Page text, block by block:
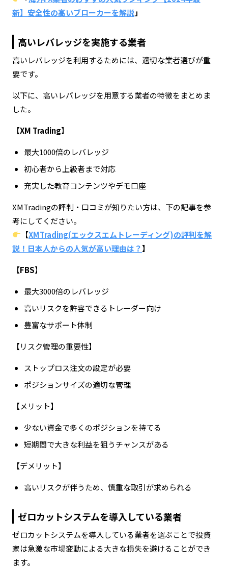
新】安全性の高いブローカーを解説」
高いレバレッジを実施する業者
高いレバレッジを利用するためには、適切な業者選びが重
要です。
以下に、高いレバレッジを用意する業者の特徴をまとめま
した。
【XM Trading】
最大1000倍のレバレッジ
初心者から上級者まで対応
充実した教育コンテンツやデモ口座
XMTradingの評判・口コミが知りたい方は、下の記事を参
考にしてください。
【XMTrading(エックスエムトレーディング)の評判を解
説！日本人からの人気が高い理由は？】
【FBS】
最大3000倍のレバレッジ
高いリスクを許容できるトレーダー向け
豊富なサポート体制
【リスク管理の重要性】
ストップロス注文の設定が必要
ポジションサイズの適切な管理
【メリット】
少ない資金で多くのポジションを持てる
短期間で大きな利益を狙うチャンスがある
【デメリット】
高いリスクが伴うため、慎重な取引が求められる
ゼロカットシステムを導入している業者
ゼロカットシステムを導入している業者を選ぶことで投資
家は急激な市場変動による大きな損失を避けることができ
ます。